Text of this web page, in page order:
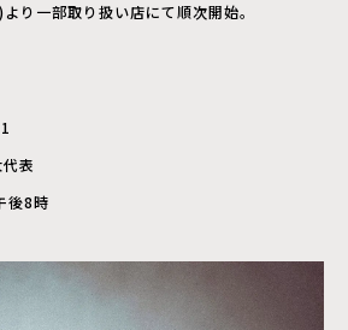
り一部取り扱い店にて順次開始。
表
後8時